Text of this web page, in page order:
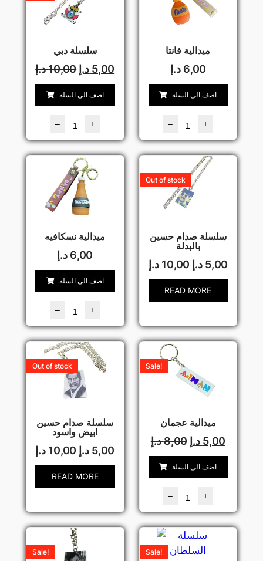
سلسلة دبي
10,00د.إ 5,00 د.إ
اضف الى السلة
– +
ميدالية فانتا
6,00 د.إ
اضف الى السلة
– +
ميدالية نسكافيه
6,00 د.إ
اضف الى السلة
– +
سلسلة صدام حسين
بالبدلة
Out of stock
10,00د.إ 5,00 د.إ
READ MORE
سلسلة صدام حسين
ابيض واسود
Out of stock
10,00د.إ 5,00 د.إ
READ MORE
ميدالية عجمان
Sale!
8,00د.إ 5,00 د.إ
اضف الى السلة
– +
Sale! Sale!